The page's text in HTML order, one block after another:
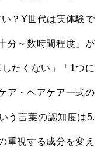
？Y世代は実体験で
分～数時間程度」が
たくない」「1つに
ア・ヘアケア一式の
う言葉の認知度は5.
重視する成分を変え